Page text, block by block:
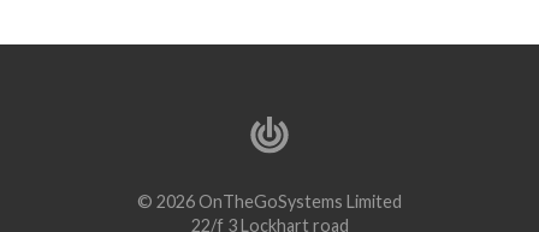
© 2026 OnTheGoSystems Limited
22/f 3 Lockhart road